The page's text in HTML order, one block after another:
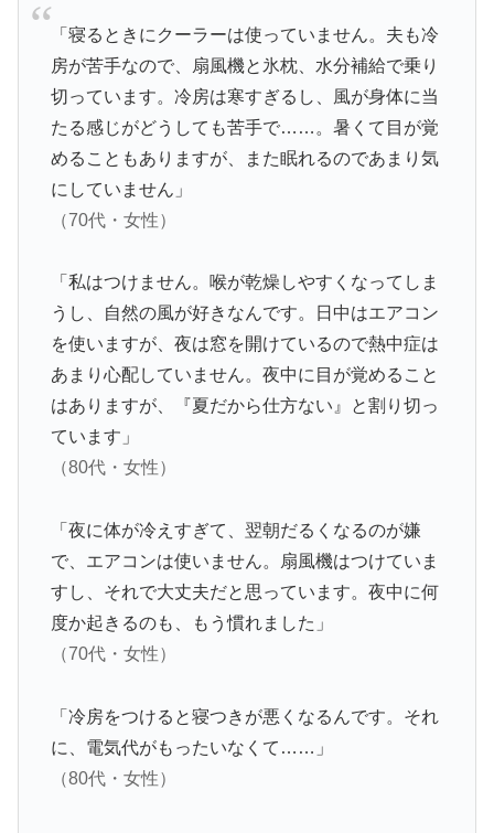
「寝るときにクーラーは使っていません。夫も冷
房が苦手なので、扇風機と氷枕、水分補給で乗り
切っています。冷房は寒すぎるし、風が身体に当
たる感じがどうしても苦手で……。暑くて目が覚
めることもありますが、また眠れるのであまり気
にしていません」
（70代・女性）
「私はつけません。喉が乾燥しやすくなってしま
うし、自然の風が好きなんです。日中はエアコン
を使いますが、夜は窓を開けているので熱中症は
あまり心配していません。夜中に目が覚めること
はありますが、『夏だから仕方ない』と割り切っ
ています」
（80代・女性）
「夜に体が冷えすぎて、翌朝だるくなるのが嫌
で、エアコンは使いません。扇風機はつけていま
すし、それで大丈夫だと思っています。夜中に何
度か起きるのも、もう慣れました」
（70代・女性）
「冷房をつけると寝つきが悪くなるんです。それ
に、電気代がもったいなくて……」
（80代・女性）